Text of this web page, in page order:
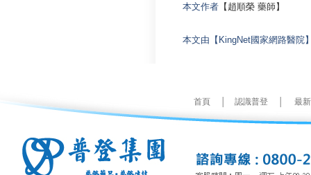
本文作者 【 趙順榮 藥師】
本文由【KingNet國家網路醫院
首頁 認識普登 最